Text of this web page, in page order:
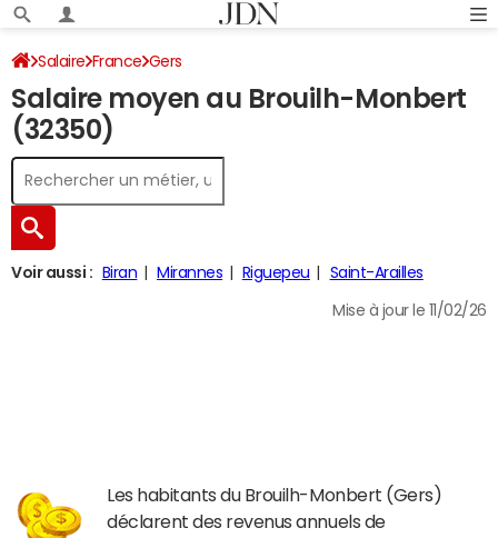
Salaire France Gers
Salaire moyen au Brouilh-Monbert
(32350)
Voir aussi : Biran Mirannes Riguepeu Saint-Arailles
Mise à jour le 11/02/26
Les habitants du Brouilh-Monbert (Gers)
déclarent des revenus annuels de